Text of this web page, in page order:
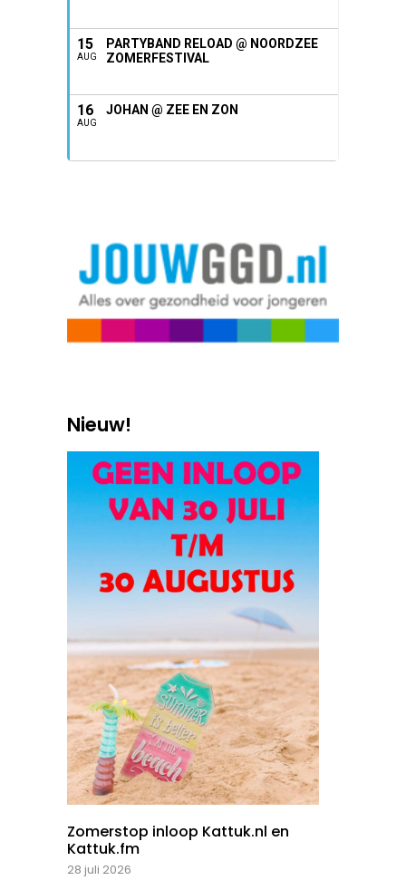
15
AUG
PARTYBAND RELOAD @ NOORDZEE
ZOMERFESTIVAL
16
AUG
JOHAN @ ZEE EN ZON
Nieuw!
Zomerstop inloop Kattuk.nl en
Kattuk.fm
28 juli 2026